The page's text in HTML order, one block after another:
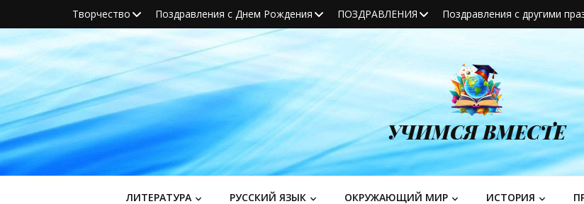
Творчество Поздравления с Днем Рождения ПОЗДРАВЛЕНИЯ Поздравления с другими
УЧИМСЯ ВМЕСТЕ
ЛИТЕРАТУРА РУССКИЙ ЯЗЫК ОКРУЖАЮЩИЙ МИР ИСТОРИЯ